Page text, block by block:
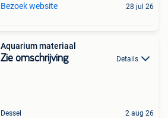
Bezoek website 28 jul 26
Aquarium materiaal
Zie omschrijving Details
Dessel 2 aug 26